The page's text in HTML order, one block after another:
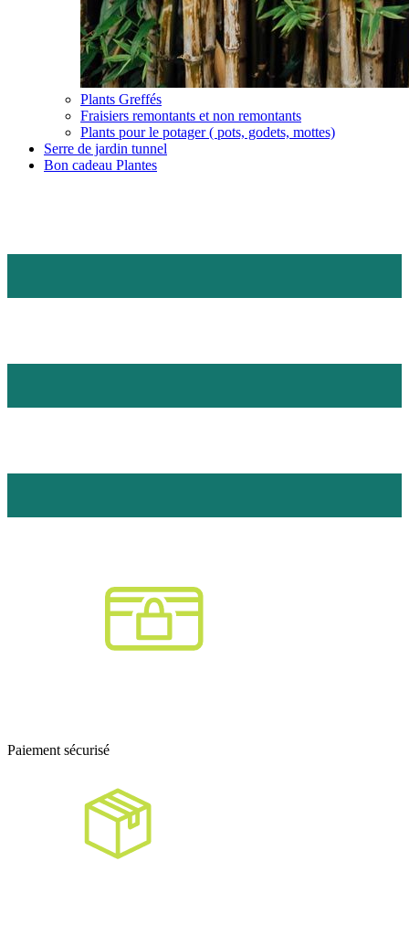
Plants Greffés
Fraisiers remontants et non remontants
Plants pour le potager ( pots, godets, mottes)
Serre de jardin tunnel
Bon cadeau Plantes
Paiement sécurisé